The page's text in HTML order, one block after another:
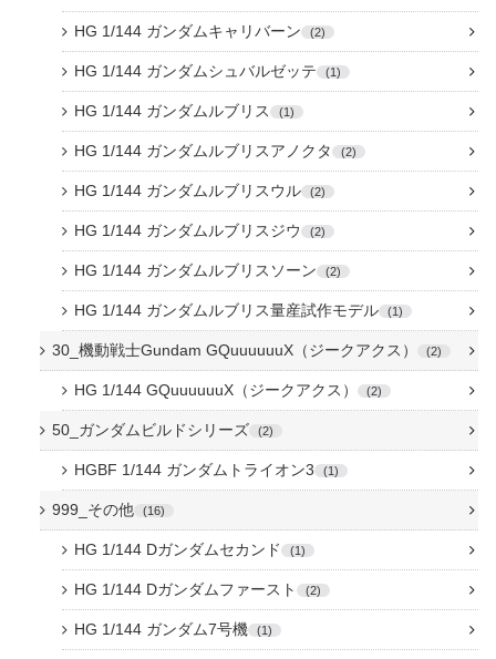
HG 1/144 ガンダムキャリバーン 2
HG 1/144 ガンダムシュバルゼッテ 1
HG 1/144 ガンダムルブリス 1
HG 1/144 ガンダムルブリスアノクタ 2
HG 1/144 ガンダムルブリスウル 2
HG 1/144 ガンダムルブリスジウ 2
HG 1/144 ガンダムルブリスソーン 2
HG 1/144 ガンダムルブリス量産試作モデル 1
30_機動戦士Gundam GQuuuuuuX（ジークアクス） 2
HG 1/144 GQuuuuuuX（ジークアクス） 2
50_ガンダムビルドシリーズ 2
HGBF 1/144 ガンダムトライオン3 1
999_その他 16
HG 1/144 Dガンダムセカンド 1
HG 1/144 Dガンダムファースト 2
HG 1/144 ガンダム7号機 1